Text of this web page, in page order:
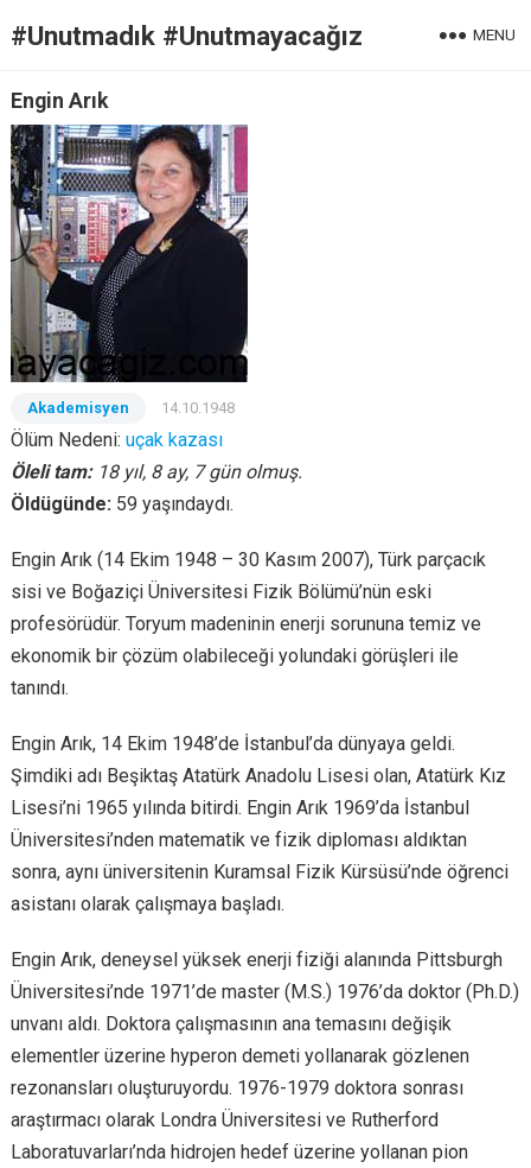
#Unutmadık #Unutmayacağız MENU
Engin Arık
Akademisyen 14.10.1948
Ölüm Nedeni: uçak kazası
Öleli tam: 18 yıl, 8 ay, 7 gün olmuş.
Öldügünde: 59 yaşındaydı.
Engin Arık (14 Ekim 1948 – 30 Kasım 2007), Türk parçacık
sisi ve Boğaziçi Üniversitesi Fizik Bölümü’nün eski
profesörüdür. Toryum madeninin enerji sorununa temiz ve
ekonomik bir çözüm olabileceği yolundaki görüşleri ile
tanındı.
Engin Arık, 14 Ekim 1948’de İstanbul’da dünyaya geldi.
Şimdiki adı Beşiktaş Atatürk Anadolu Lisesi olan, Atatürk Kız
Lisesi’ni 1965 yılında bitirdi. Engin Arık 1969’da İstanbul
Üniversitesi’nden matematik ve fizik diploması aldıktan
sonra, aynı üniversitenin Kuramsal Fizik Kürsüsü’nde öğrenci
asistanı olarak çalışmaya başladı.
Engin Arık, deneysel yüksek enerji fiziği alanında Pittsburgh
Üniversitesi’nde 1971’de master (M.S.) 1976’da doktor (Ph.D.)
unvanı aldı. Doktora çalışmasının ana temasını değişik
elementler üzerine hyperon demeti yollanarak gözlenen
rezonansları oluşturuyordu. 1976-1979 doktora sonrası
araştırmacı olarak Londra Üniversitesi ve Rutherford
Laboratuvarları’nda hidrojen hedef üzerine yollanan pion